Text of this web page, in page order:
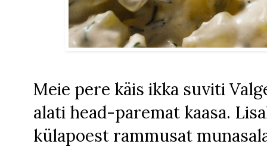
Meie pere käis ikka suviti
alati head-paremat kaasa.
külapoest rammusat